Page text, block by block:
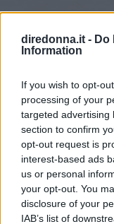
diredonna.it - Do
Information
If you wish to opt-
processing of your
targeted advertising
section to confirm
opt-out request is
interest-based ads
us or personal
your opt-out. You
disclosure of your
IAB’s list of